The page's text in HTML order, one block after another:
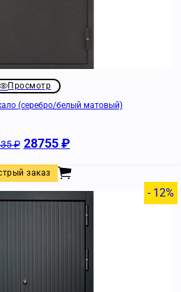
Просмотр
(серебро/белый матовый)
₽ 28755₽
заказ
- 12%